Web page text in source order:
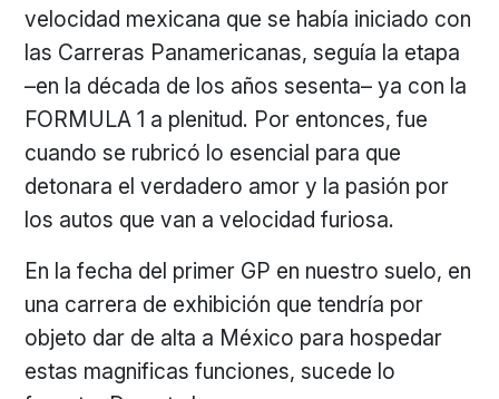
velocidad mexicana que se había iniciado con
las Carreras Panamericanas, seguía la etapa
–en la década de los años sesenta– ya con la
FORMULA 1 a plenitud. Por entonces, fue
cuando se rubricó lo esencial para que
detonara el verdadero amor y la pasión por
los autos que van a velocidad furiosa.
En la fecha del primer GP en nuestro suelo, en
una carrera de exhibición que tendría por
objeto dar de alta a México para hospedar
estas magnificas funciones, sucede lo